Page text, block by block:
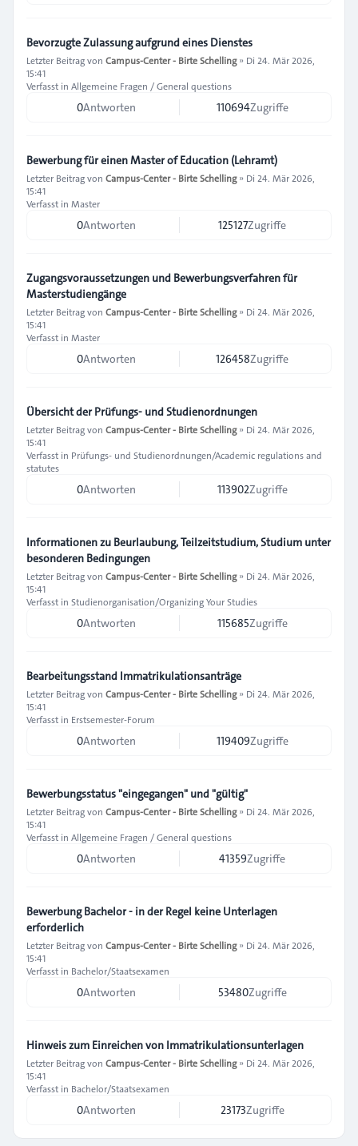
Bevorzugte Zulassung aufgrund eines Dienstes
Letzter Beitrag von Campus-Center - Birte Schelling» Di 24. Mär 2026,
15:41
Verfasst in Allgemeine Fragen / General questions
0Antworten 110694Zugriffe
Bewerbung für einen Master of Education (Lehramt)
Letzter Beitrag von Campus-Center - Birte Schelling» Di 24. Mär 2026,
15:41
Verfasst in Master
0Antworten 125127Zugriffe
Zugangsvoraussetzungen und Bewerbungsverfahren für
Masterstudiengänge
Letzter Beitrag von Campus-Center - Birte Schelling» Di 24. Mär 2026,
15:41
Verfasst in Master
0Antworten 126458Zugriffe
Übersicht der Prüfungs- und Studienordnungen
Letzter Beitrag von Campus-Center - Birte Schelling» Di 24. Mär 2026,
15:41
Verfasst in Prüfungs- und Studienordnungen/Academic regulations and
statutes
0Antworten 113902Zugriffe
Informationen zu Beurlaubung, Teilzeitstudium, Studium unter
besonderen Bedingungen
Letzter Beitrag von Campus-Center - Birte Schelling» Di 24. Mär 2026,
15:41
Verfasst in Studienorganisation/Organizing Your Studies
0Antworten 115685Zugriffe
Bearbeitungsstand Immatrikulationsanträge
Letzter Beitrag von Campus-Center - Birte Schelling» Di 24. Mär 2026,
15:41
Verfasst in Erstsemester-Forum
0Antworten 119409Zugriffe
Bewerbungsstatus "eingegangen" und "gültig"
Letzter Beitrag von Campus-Center - Birte Schelling» Di 24. Mär 2026,
15:41
Verfasst in Allgemeine Fragen / General questions
0Antworten 41359Zugriffe
Bewerbung Bachelor - in der Regel keine Unterlagen
erforderlich
Letzter Beitrag von Campus-Center - Birte Schelling» Di 24. Mär 2026,
15:41
Verfasst in Bachelor/Staatsexamen
0Antworten 53480Zugriffe
Hinweis zum Einreichen von Immatrikulationsunterlagen
Letzter Beitrag von Campus-Center - Birte Schelling» Di 24. Mär 2026,
15:41
Verfasst in Bachelor/Staatsexamen
0Antworten 23173Zugriffe